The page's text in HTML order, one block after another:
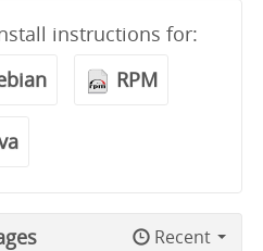
instructions for:
RPM
Recent